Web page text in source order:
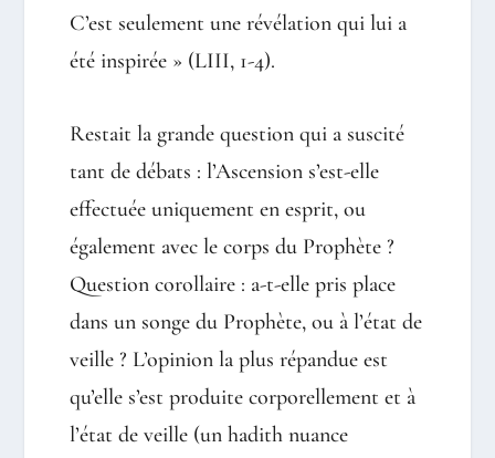
C’est seulement une révélation qui lui a
été inspirée » (LIII, 1-4).
Restait la grande question qui a suscité
tant de débats : l’Ascension s’est-elle
effectuée uniquement en esprit, ou
également avec le corps du Prophète ?
Question corollaire : a-t-elle pris place
dans un songe du Prophète, ou à l’état de
veille ? L’opinion la plus répandue est
qu’elle s’est produite corporellement et à
l’état de veille (un hadith nuance